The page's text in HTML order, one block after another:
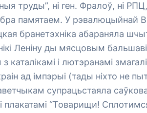
труды”, ні ген. Фралоў, ні
памятаем. У рэвалюцыйнай
бранетэхніка абараняла
Леніну ды мясцовым
каталікамі і лютэранамі
ад імпэрыі (тады ніхто не
супрацьстаяла
плакатамі “Товарищи!